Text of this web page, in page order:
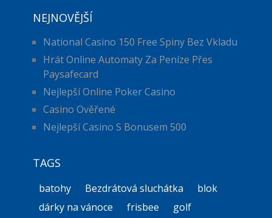
NEJNOVĚJŠÍ
National Casino 150 Free Spiny Bez Vkladu
Hrát Online Automaty Za Peníze Přes
Paysafecard
Nejlepší Online Poker Casino
Casino Ověřené
Nejlepší Casino S Bonusem 500
TAGS
batohy Bezdrátová sluchátka
blok
dárky na vánoce
frisbee
golf